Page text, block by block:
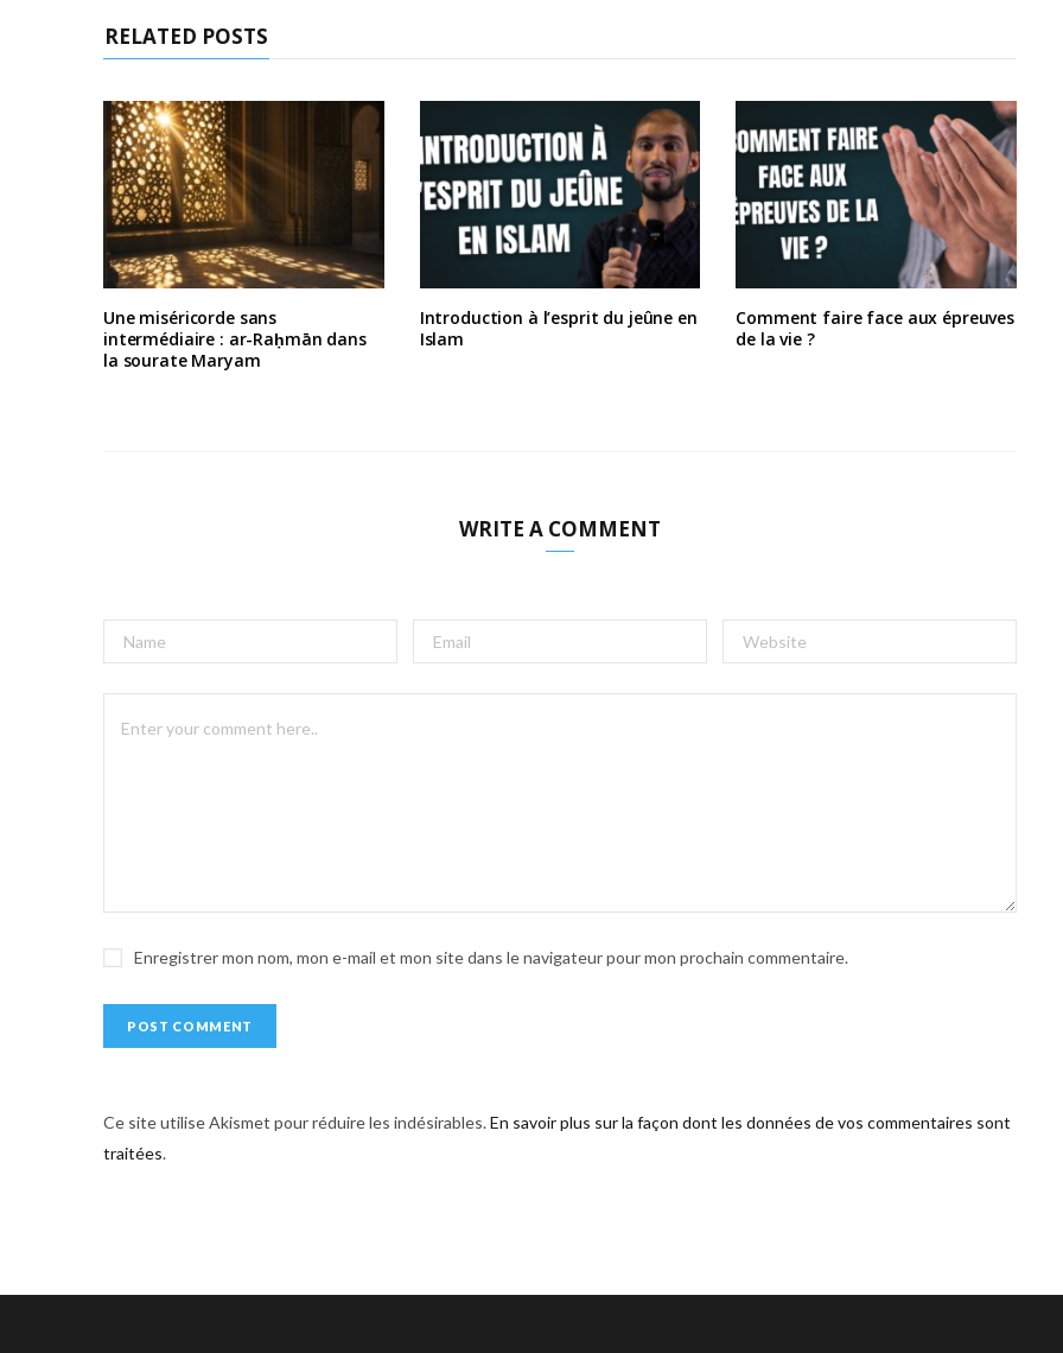
RELATED POSTS
Une miséricorde sans
intermédiaire : ar-Raḥmān dans
la sourate Maryam
Introduction à l’esprit du jeûne en
Islam
Comment faire face aux épreuves
de la vie ?
WRITE A COMMENT
Enregistrer mon nom, mon e-mail et mon site dans le navigateur pour mon prochain commentaire.
l
t
v
:
Ce site utilise Akismet pour réduire les indésirables.En savoir plus sur la façon dont les données de vos commentaires sont
traitées.